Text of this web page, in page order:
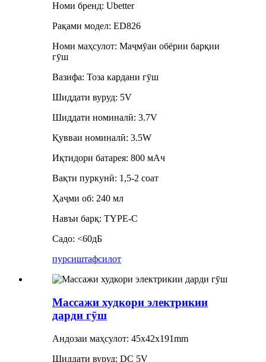
Номи бренд: Ubetter
Рақами модел: ED826
Номи маҳсулот: Маҷмӯаи обёрии барқии
гӯш
Вазифа: Тоза кардани гӯш
Шиддати вуруд: 5V
Шиддати номиналӣ: 3.7V
Қувваи номиналӣ: 3.5W
Иқтидори батарея: 800 мАч
Вақти пуркунӣ: 1,5-2 соат
Ҳаҷми об: 240 мл
Навъи барқ: TYPE-C
Садо: <60дБ
пурсиштафсилот
Массажи худкори электрикии
дарди гӯш
Андозаи маҳсулот: 45x42x191mm
Шиддати вуруд: DC 5V